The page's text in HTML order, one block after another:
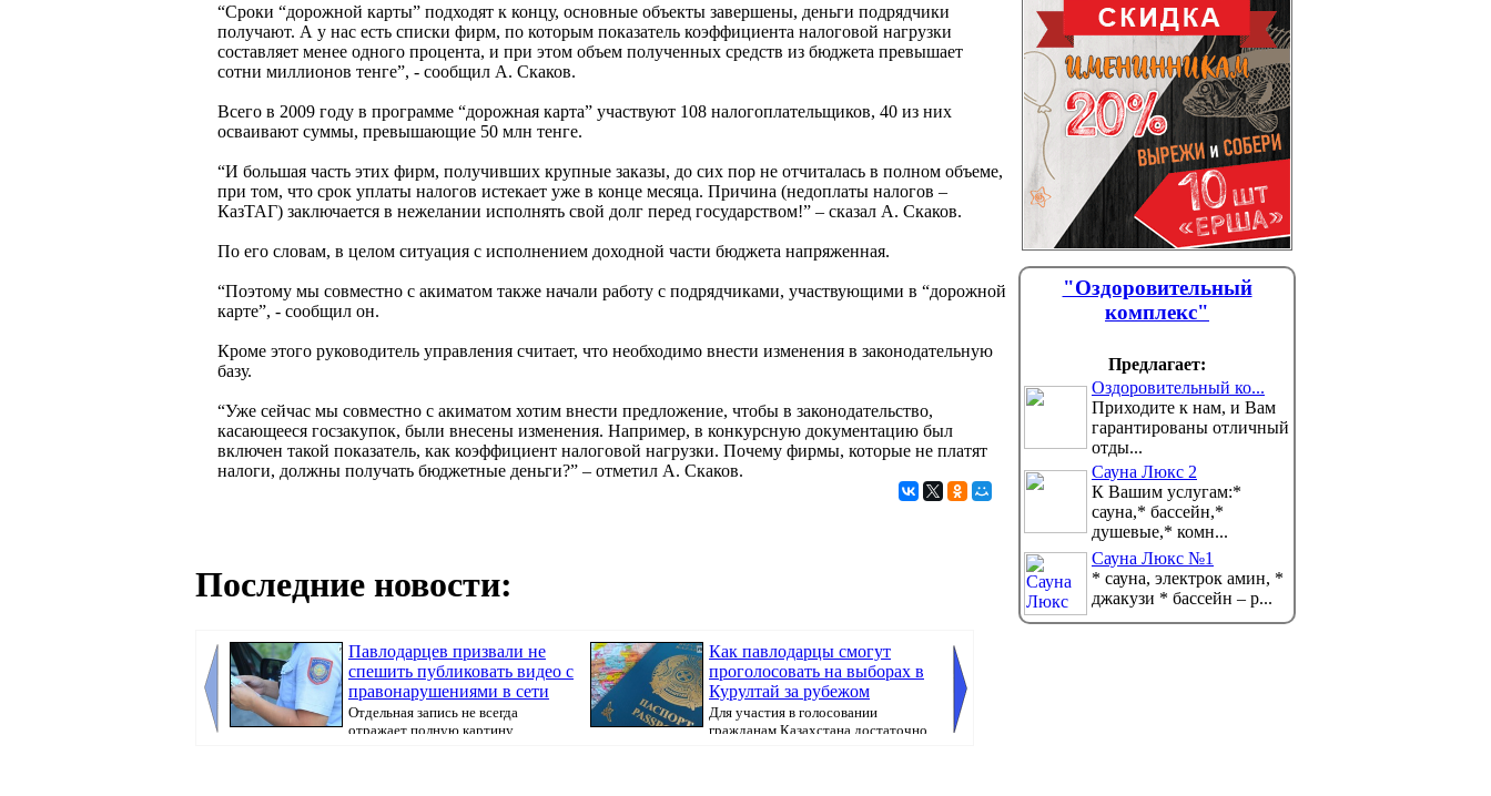
“Сроки “дорожной карты” подходят к концу, основные объекты завершены, деньги подрядчики
получают. А у нас есть списки фирм, по которым показатель коэффициента налоговой нагрузки
составляет менее одного процента, и при этом объем полученных средств из бюджета превышает
сотни миллионов тенге”, - сообщил А. Скаков.
Всего в 2009 году в программе “дорожная карта” участвуют 108 налогоплательщиков, 40 из них
осваивают суммы, превышающие 50 млн тенге.
“И большая часть этих фирм, получивших крупные заказы, до сих пор не отчиталась в полном объеме,
при том, что срок уплаты налогов истекает уже в конце месяца. Причина (недоплаты налогов –
КазТАГ) заключается в нежелании исполнять свой долг перед государством!” – сказал А. Скаков.
По его словам, в целом ситуация с исполнением доходной части бюджета напряженная.
“Поэтому мы совместно с акиматом также начали работу с подрядчиками, участвующими в “дорожной
карте”, - сообщил он.
Кроме этого руководитель управления считает, что необходимо внести изменения в законодательную
базу.
“Уже сейчас мы совместно с акиматом хотим внести предложение, чтобы в законодательство,
касающееся госзакупок, были внесены изменения. Например, в конкурсную документацию был
включен такой показатель, как коэффициент налоговой нагрузки. Почему фирмы, которые не платят
налоги, должны получать бюджетные деньги?” – отметил А. Скаков.
Последние новости:
Павлодарцев призвали не
спешить публиковать видео с
правонарушениями в сети
Отдельная запись не всегда
отражает полную картину
Как павлодарцы смогут
проголосовать на выборах в
Курултай за рубежом
Для участия в голосовании
гражданам Казахстана достаточно
"Оздоровительный
комплекс"
Предлагает:
Оздоровительный ко...
Приходите к нам, и Вам
гарантированы отличный
отды...
Сауна Люкс 2
К Вашим услугам:*
сауна,* бассейн,*
душевые,* комн...
Сауна Люкс №1
* сауна, электрок амин, *
джакузи * бассейн – р...